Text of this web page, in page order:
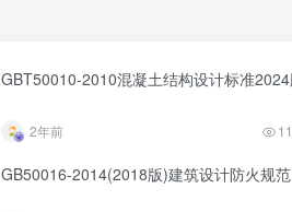
GBT50010-2010混凝土结构设计标准
2年前
GB50016-2014(2018版)建筑设计防火规范